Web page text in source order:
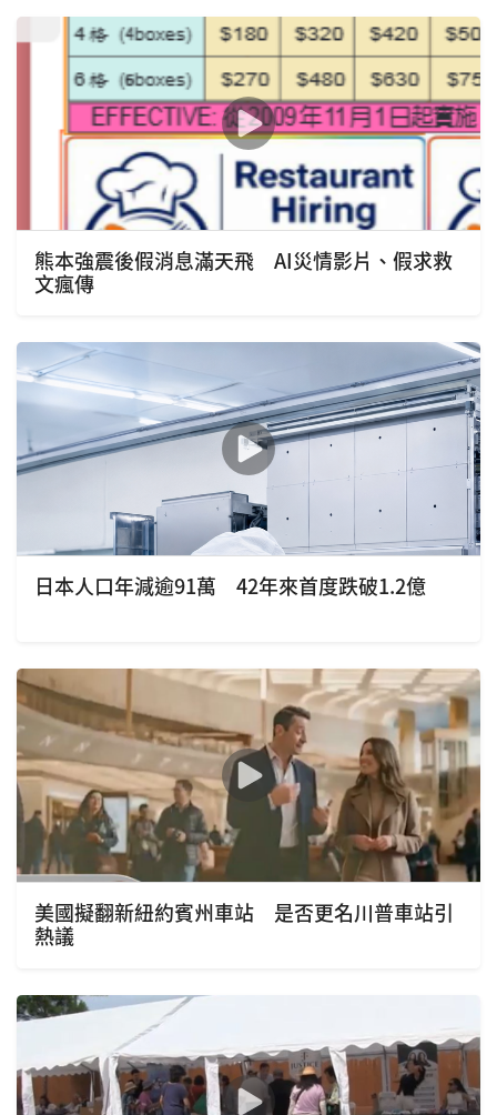
熊本強震後假消息滿天飛 AI災情影片、假求救
文瘋傳
日本人口年減逾91萬 42年來首度跌破1.2億
美國擬翻新紐約賓州車站 是否更名川普車站引
熱議